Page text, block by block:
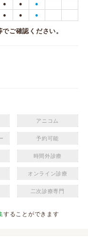
● ● ●
● ● ●
ご確認ください。
アニコム
予約可能
時間外診療
オンライン診療
二次診療専門
することができます